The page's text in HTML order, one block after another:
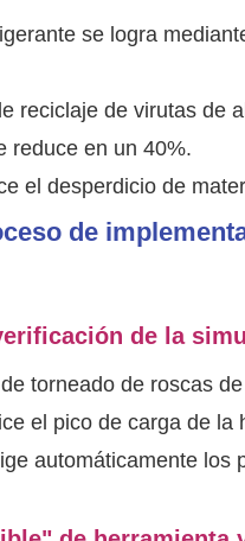
se logra
reciclaje de virutas de
reduce en un 40%.
el desperdicio de
de
de la
torneado de roscas
el pico de carga de la
automáticamente los